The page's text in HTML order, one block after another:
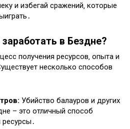
и избегай сражений‚ которые
заработать в Бездне?
получения ресурсов‚ опыта и
несколько способов
Убийство балауров и других
– это отличный способ